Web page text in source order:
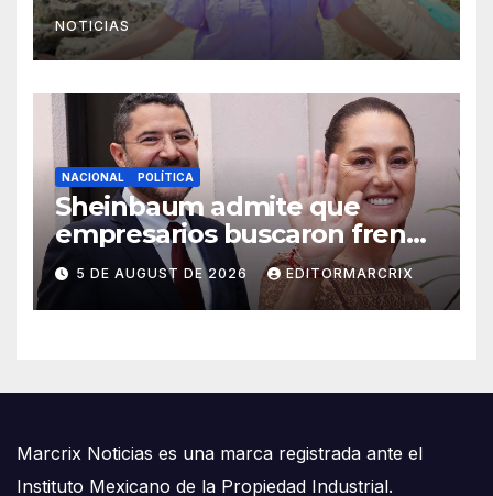
NOTICIAS
NACIONAL POLÍTICA
Sheinbaum admite que
empresarios buscaron frenar
llegada de Batres a la Corte
5 DE AUGUST DE 2026 EDITORMARCRIX
Marcrix Noticias es una marca registrada ante el
Instituto Mexicano de la Propiedad Industrial.